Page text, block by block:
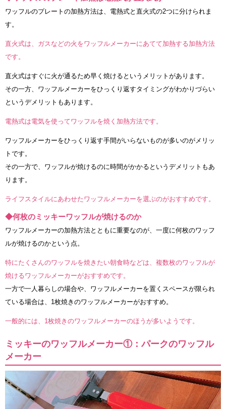
ワッフルのプレートの加熱方法は、電熱式と直火式の2つに分けられま
す。
直火式は、ガスなどの火をワッフルメーカーにあてて加熱する加熱方法
です。
直火式はすぐに火が通るため早く焼けるというメリットがあります。
その一方、ワッフルメーカーをひっくり返すタイミングがわかりづらい
というデメリットもあります。
電熱式は電気を使ってワッフルを焼く加熱方法です。
ワッフルメーカーをひっくり返す手間がいらないものが多いのがメリッ
トです。
その一方で、ワッフルが焼けるのに時間がかかるというデメリットもあ
ります。
ライフスタイルにあわせたワッフルメーカーを選ぶのがおすすめです。
◆何枚のミッキーワッフルが焼けるのか
ワッフルメーカーの加熱方法とともに重要なのが、一度に何枚のワッフ
ルが焼けるのかという点。
特にたくさんのワッフルを焼きたい朝食時などは、複数枚のワッフルが
焼けるワッフルメーカーがおすすめです。
一方で一人暮らしの場合や、ワッフルメーカーを置くスペースが限られ
ている場合は、1枚焼きのワッフルメーカーがおすすめ。
一般的には、1枚焼きのワッフルメーカーのほうが多いようです。
ミッキーのワッフルメーカー①：パークのワッフル
メーカー